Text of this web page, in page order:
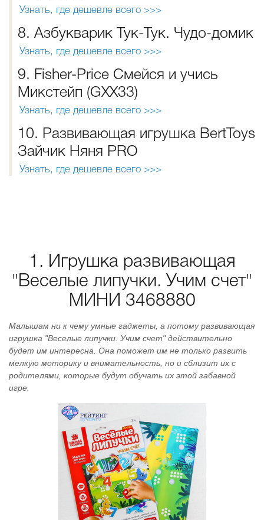
Узнать, где дешевле всего >>>
8. Азбукварик Тук-Тук. Чудо-домик
Узнать, где дешевле всего >>>
9. Fisher-Price Смейся и учись
Микстейп (GXX33)
Узнать, где дешевле всего >>>
10. Развивающая игрушка BertToys
Зайчик Няня PRO
Узнать, где дешевле всего >>>
1. Игрушка развивающая
"Веселые липучки. Учим счет"
МИНИ 3468880
Малышам ни к чему умные гаджеты, а потому развивающая
игрушка "Веселые липучки. Учим счет" действительно
будет им интересна. Она поможет им не только развить
мелкую моторику и внимательность, но и сблизит их с
родителями, которые будут обучать их этой забавной
игре.